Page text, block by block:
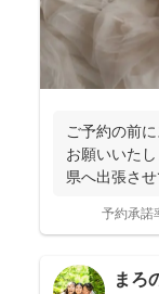
ご予約の前
お願いいた
県へ出張さ
予約承諾
まろ